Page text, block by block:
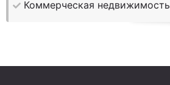
Коммерческая недвижимость